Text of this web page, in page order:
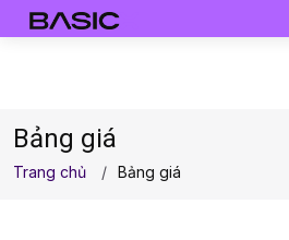
Bảng giá
Trang chủ Bảng giá